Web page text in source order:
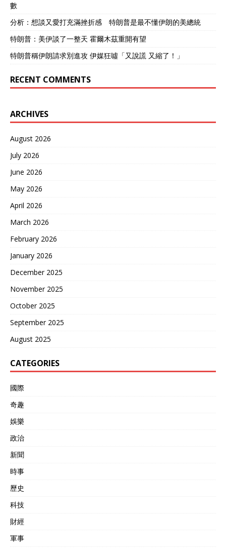
數
分析：想談又愛打充滿挫折感 特朗普是最不懂伊朗的美總統
特朗普：美伊談了一整天 霍爾木茲重開有望
特朗普稱伊朗請求別進攻 伊媒狂噓「又說謊 又縮了！」
RECENT COMMENTS
ARCHIVES
August 2026
July 2026
June 2026
May 2026
April 2026
March 2026
February 2026
January 2026
December 2025
November 2025
October 2025
September 2025
August 2025
CATEGORIES
國際
奇趣
娛樂
政治
新聞
時事
歷史
科技
財經
軍事